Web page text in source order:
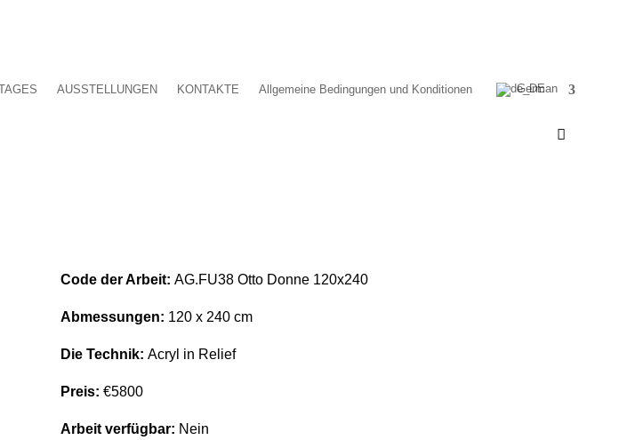
AUSSTELLUNGEN KONTAKTE Allgemeine Bedingungen und Konditionen German
Code der Arbeit: AG.FU38 Otto Donne 120x240
Abmessungen: 120 x 240 cm
Die Technik: Acryl in Relief
Preis: €5800
Arbeit verfügbar: Nein